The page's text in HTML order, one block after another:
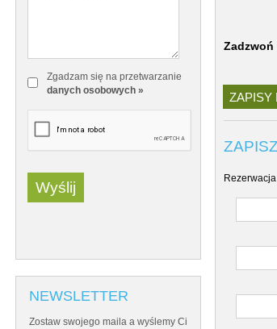
Zgadzam się na przetwarzanie
danych osobowych »
NEWSLETTER
Zostaw swojego maila a wyślemy Ci
Zadzwoń
ZAPISY